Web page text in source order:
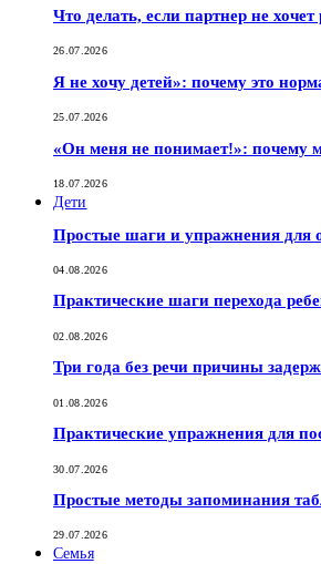
Что делать, если партнер не хочет
26.07.2026
Я не хочу детей»: почему это
25.07.2026
«Он меня не понимает!»: почему
18.07.2026
Дети
Простые шаги и упражнения для
04.08.2026
Практические шаги перехода
02.08.2026
Три года без речи причины
01.08.2026
Практические упражнения для
30.07.2026
Простые методы запоминания
29.07.2026
Семья